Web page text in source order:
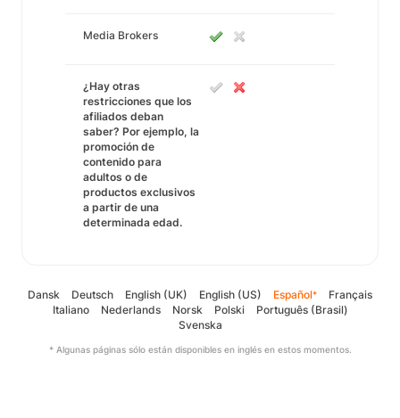
Media Brokers
¿Hay otras
restricciones que los
afiliados deban
saber? Por ejemplo, la
promoción de
contenido para
adultos o de
productos exclusivos
a partir de una
determinada edad.
Dansk Deutsch English (UK) English (US) Español*
Français
Italiano
Nederlands Norsk Polski
Português (Brasil)
Svenska
* Algunas páginas sólo están disponibles en inglés en estos momentos.